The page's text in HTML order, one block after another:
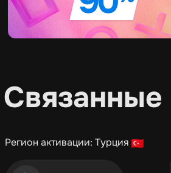
Связанные
Регион активации: Турция